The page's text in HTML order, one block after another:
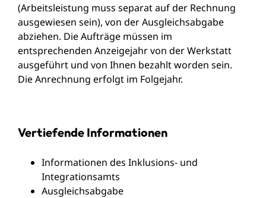
(Arbeitsleistung muss separat auf der Rechnung
ausgewiesen sein), von der Ausgleichsabgabe
abziehen. Die Aufträge müssen im
entsprechenden Anzeigejahr von der Werkstatt
ausgeführt und von Ihnen bezahlt worden sein.
Die Anrechnung erfolgt im Folgejahr.
Vertiefende Informationen
Informationen des Inklusions- und
Integrationsamts
Ausgleichsabgabe